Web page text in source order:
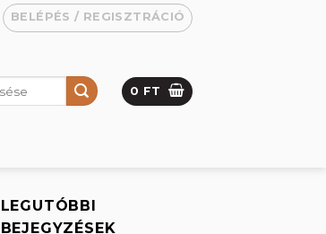
BELÉPÉS / REGISZTRÁCIÓ
0 FT
LEGUTÓBBI
BEJEGYZÉSEK